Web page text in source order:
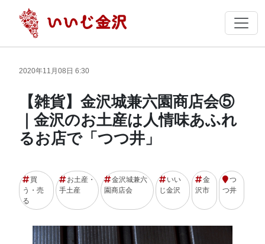
2020年11月08日 6:30
【雑貨】金沢城兼六園商店会⑤
｜金沢のお土産は人情味あふれ
るお店で「つつ井」
買
う・売
る
お土産・
手土産
金沢城兼六
園商店会
いい
じ金沢
金
沢市
つ
つ井